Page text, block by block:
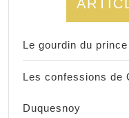
Le gourdin du
Les confessions de
Duquesnoy